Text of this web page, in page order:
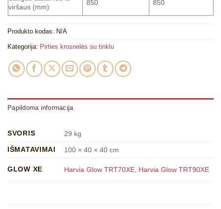
viršaus (mm)
850 850
Produkto kodas: N/A
Kategorija: Pirties krosnelės su tinklu
Papildoma informacija
SVORIS
29 kg
IŠMATAVIMAI
100 × 40 × 40 cm
GLOW XE Harvia Glow TRT70XE, Harvia Glow TRT90XE